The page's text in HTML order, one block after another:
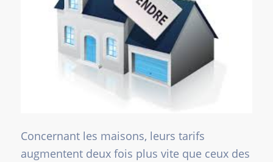
Concernant les maisons, leurs tarifs
augmentent deux fois plus vite que ceux des